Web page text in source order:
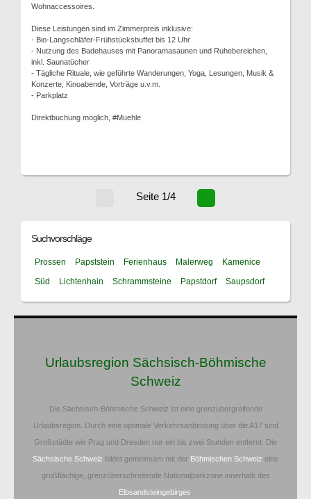
Wohnaccessoires.
Diese Leistungen sind im Zimmerpreis inklusive:
- Bio-Langschläfer-Frühstücksbuffet bis 12 Uhr
- Nutzung des Badehauses mit Panoramasaunen und Ruhebereichen,
inkl. Saunatücher
- Tägliche Rituale, wie geführte Wanderungen, Yoga, Lesungen, Musik &
Konzerte, Kinoabende, Vorträge u.v.m.
- Parkplatz
Direktbuchung möglich, #Muehle
Seite 1/4
Suchvorschläge
Prossen Papststein Ferienhaus Malerweg
Kamenice
Süd
Lichtenhain Schrammsteine Papstdorf Saupsdorf
Urlaubsregion Sächsisch-Böhmische
Schweiz
Die Sächsisch-Böhmische Schweiz ist eine grenzübergreifende
Urlaubsregion. Durch eine optimale Verkehrsanbindung über die A17 sind
Großstädte wie Prag und Dresden nur ein bis zwei Stunden entfernt. Die
Sächsische Schweiz bildet gemeinsam mit der Böhmischen Schweiz eine
großflächige, grenzüberschreitende Nationalparkzone innerhalb des
Elbsandsteingebirges